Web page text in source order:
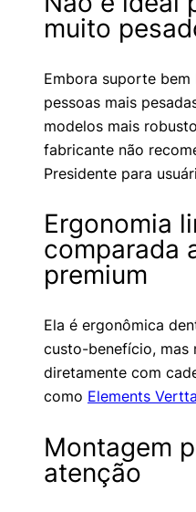
muito
Embora suporte
pessoas mais
modelos mais
fabricante não
Presidente para
Ergonomia
comparada
premium
Ela é ergonômica
custo-benefício, mas
diretamente com
como Elements
Montagem
atenção